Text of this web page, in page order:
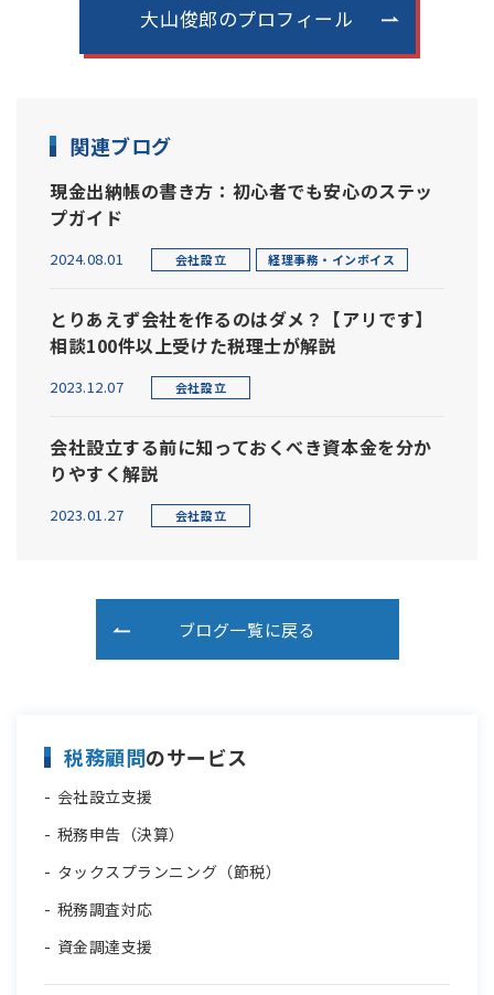
大山俊郎のプロフィール
関連ブログ
2024.08.01 会社設立 経理事務・インボイス
現金出納帳の書き方：初心者でも安心のステッ
プガイド
2023.12.07 会社設立
とりあえず会社を作るのはダメ？【アリです】
相談100件以上受けた税理士が解説
2023.01.27 会社設立
会社設立する前に知っておくべき資本金を分か
りやすく解説
ブログ一覧に戻る
税務顧問のサービス
会社設立支援
税務申告（決算）
タックスプランニング（節税）
税務調査対応
資金調達支援